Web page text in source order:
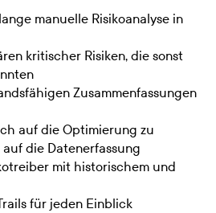
manuelle Risikoanalyse in
kritischer Risiken, die sonst
Zusammenfassungen
auf die Optimierung zu
die Datenerfassung
mit historischem und
für jeden Einblick